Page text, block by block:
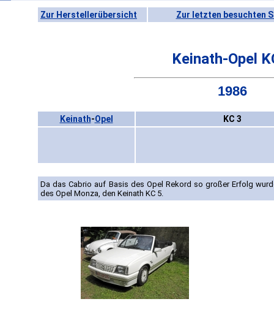
Zur Herstellerübersicht Zur letzten besuchten
Keinath-Opel
1986
Keinath-Opel KC 3
Da das Cabrio auf Basis des Opel Rekord so großer Erfolg
des Opel Monza, den Keinath KC 5.